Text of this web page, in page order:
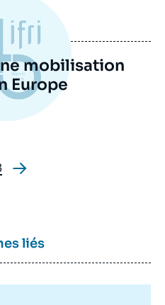
mobilisation
Europe
Pagination
liés